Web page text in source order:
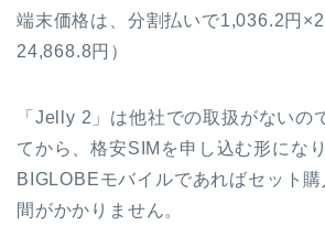
端末価格は、分割払いで1,036.2円
24,868.8円）
「Jelly 2」は他社での取扱がないの
てから、格安SIMを申し込む形になり
BIGLOBEモバイルであればセット
間がかかりません。